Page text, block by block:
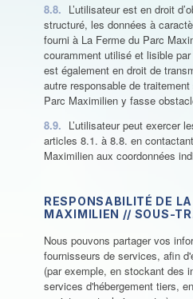
8.8. L’utilisateur est en droit
structuré, les données à
fourni à La Ferme du Parc
couramment utilisé et lisible par
est également en droit de
autre responsable de
Parc Maximilien y fasse
8.9. L’utilisateur peut exercer
articles 8.1. à 8.8. en
Maximilien aux coordonnées
RESPONSABILITÉ DE
MAXIMILIEN // SOUS-
Nous pouvons partager vos
fournisseurs de services, afin
(par exemple, en stockant des
services d'hébergement tiers,